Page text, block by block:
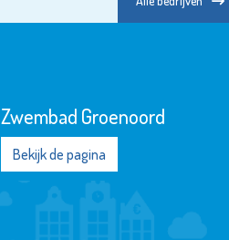
Zwembad Groenoord
Bekijk de pagina